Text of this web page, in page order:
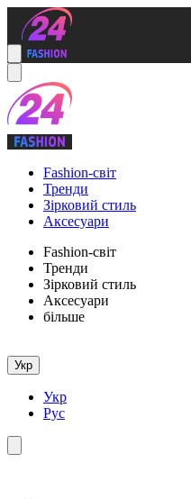
Fashion-світ
Тренди
Зірковий стиль
Аксесуари
Fashion-світ
Тренди
Зірковий стиль
Аксесуари
більше
Укр
Укр
Рус